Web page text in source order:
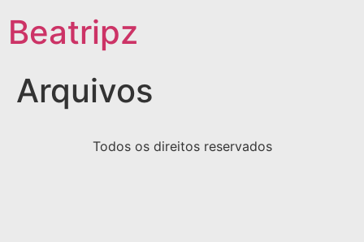
Beatripz
Arquivos
Todos os direitos reservados